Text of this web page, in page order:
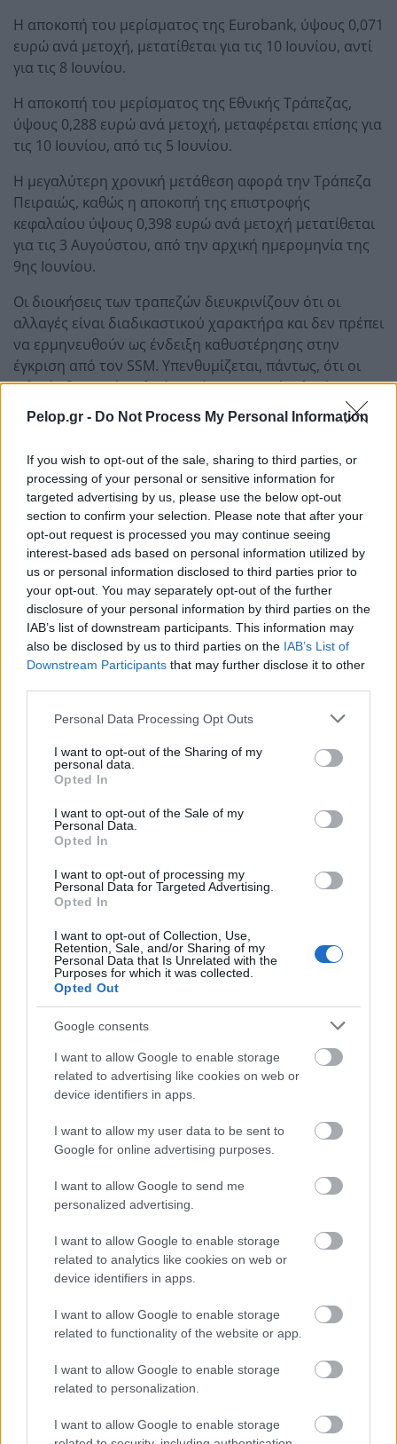
Pelop.gr - Do Not Process My Personal Information
If you wish to opt-out of the sale, sharing to third parties, or
processing of your personal or sensitive information for
targeted advertising by us, please use the below opt-out
section to confirm your selection. Please note that after your
opt-out request is processed you may continue seeing
interest-based ads based on personal information utilized by
us or personal information disclosed to third parties prior to
your opt-out. You may separately opt-out of the further
disclosure of your personal information by third parties on the
IAB’s list of downstream participants. This information may
also be disclosed by us to third parties on the IAB’s List of
Downstream Participants that may further disclose it to other
Please note that this website/app uses one or more Google
not limited to your visit or usage behaviour. You may click to
grant or deny consent to Google and its third-party tags to
use your data for below specified purposes in below Google
consent section.
Personal Data Processing Opt Outs
I want to opt-out of the Sharing of my
personal data.
Opted In
I want to opt-out of the Sale of my
Personal Data.
Opted In
I want to opt-out of processing my
Personal Data for Targeted Advertising.
Opted In
I want to opt-out of Collection, Use,
Retention, Sale, and/or Sharing of my
Personal Data that Is Unrelated with the
Purposes for which it was collected.
Opted Out
Google consents
I want to allow Google to enable storage
related to advertising like cookies on web or
device identifiers in apps.
I want to allow my user data to be sent to
Google for online advertising purposes.
I want to allow Google to send me
personalized advertising.
I want to allow Google to enable storage
related to analytics like cookies on web or
device identifiers in apps.
I want to allow Google to enable storage
related to functionality of the website or app.
I want to allow Google to enable storage
related to personalization.
I want to allow Google to enable storage
Η αποκοπή του μερίσματος της Eurobank, ύψους 0,071
ευρώ ανά μετοχή, μετατίθεται για τις 10 Ιουνίου, αντί
για τις 8 Ιουνίου.
Η αποκοπή του μερίσματος της Εθνικής Τράπεζας,
ύψους 0,288 ευρώ ανά μετοχή, μεταφέρεται επίσης για
τις 10 Ιουνίου, από τις 5 Ιουνίου.
Η μεγαλύτερη χρονική μετάθεση αφορά την Τράπεζα
Πειραιώς, καθώς η αποκοπή της επιστροφής
κεφαλαίου ύψους 0,398 ευρώ ανά μετοχή μετατίθεται
για τις 3 Αυγούστου, από την αρχική ημερομηνία της
9ης Ιουνίου.
Οι διοικήσεις των τραπεζών διευκρινίζουν ότι οι
αλλαγές είναι διαδικαστικού χαρακτήρα και δεν πρέπει
να ερμηνευθούν ως ένδειξη καθυστέρησης στην
έγκριση από τον SSM. Υπενθυμίζεται, πάντως, ότι οι
τελικές διανομές τελούν υπό την τυπική τελική
έγκριση του Επόπτη.
Πριν από την έναρξη της συνεδρίασης, η Allwyn και η
ΑΒΑΞ ανακοίνωσαν οικονομικά αποτελέσματα α΄
τριμήνου.
Η Allwyn εμφάνισε καθαρά έσοδα 1,204 δισ. ευρώ,
αυξημένα κατά 21%, και προσαρμοσμένο EBITDA 443
εκατ. ευρώ, αυξημένο κατά 24%.
Η ΑΒΑΞ ανακοίνωσε καθαρά κέρδη 10,6 εκατ. ευρώ,
μειωμένα κατά 11,2%, και κύκλο εργασιών 208,4 εκατ.
ευρώ, αυξημένο κατά 17,3%.
Στην Ideal Holdings, η ετήσια τακτική γενική
συνέλευση των μετόχων ψήφισε επί της πρότασης για
επιστροφή κεφαλαίου 0,70 ευρώ ανά μετοχή, με
ημερομηνία αποκοπής την 24η Ιουλίου.
Ο πρόεδρος της Ideal, Λάμπρος Παπακωνσταντίνου,
γνωστοποίησε ότι η εισαγωγή των Attica Stores στο
Χρηματιστήριο Αθηνών μπαίνει στην τελική ευθεία, με
τη δημόσια προσφορά να προγραμματίζεται για το
διάστημα 24-26 Ιουνίου.
Το διεθνές κλίμα και τα
στηρίγματα της αγοράς
Η διάθεση για ανάληψη ρίσκου παραμένει
περιορισμένη, με τις διεθνείς αγορές να
παρακολουθούν τις εξελίξεις στη Μέση Ανατολή και
την ένταση στις σχέσεις ΗΠΑ – Ιράν.
Το πετρέλαιο προσεγγίζει εκ νέου τα 100 δολάρια το
βαρέλι, ενώ η αβεβαιότητα γύρω από τις διπλωματικές
επαφές Ουάσινγκτον και Τεχεράνης επιβαρύνει την
ψυχολογία των επενδυτών.
Την ίδια ώρα, ο τεχνολογικός κλάδος διεθνώς
εμφανίζει σημάδια κόπωσης, καθώς η ανοδική
δυναμική γύρω από την τεχνητή νοημοσύνη δείχνει
να υποχωρεί.
Παρά το βαρύτερο κλίμα, το ελληνικό χρηματιστήριο
διατηρεί εσωτερικά στηρίγματα από τις
επιχειρηματικές εξελίξεις και τα ισχυρά θεμελιώδη
Αυτοί οι παράγοντες επιτρέπουν στον Γενικό Δείκτη να
στο ψυχολογικό και τεχνικό όριο των 2.400 μονάδων.